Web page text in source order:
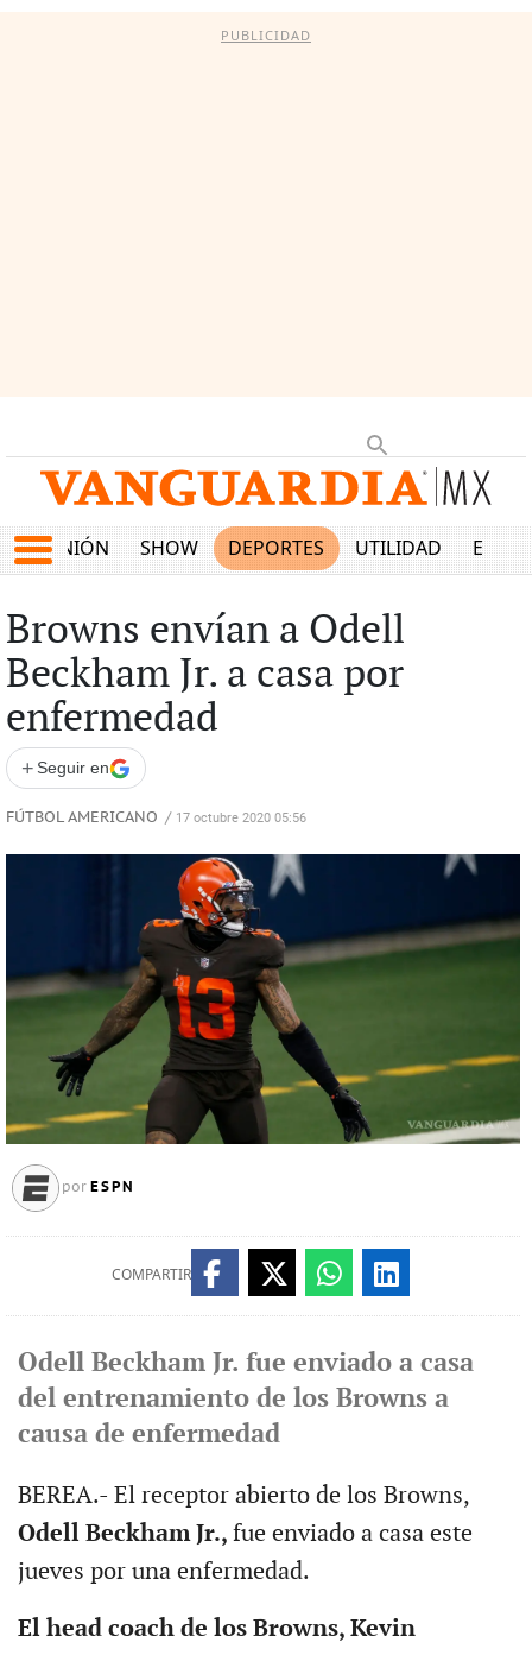
PUBLICIDAD
OPINIÓN SHOW DEPORTES UTILIDAD
Browns envían a Odell
Beckham Jr. a casa por
enfermedad
+ Seguir en
FÚTBOL AMERICANO / 17 octubre 2020 05:56
por ESPN
COMPARTIR
Odell Beckham Jr. fue enviado a casa
del entrenamiento de los Browns a
causa de enfermedad
BEREA.- El receptor abierto de los Browns,
Odell Beckham Jr., fue enviado a casa este
jueves por una enfermedad.
El head coach de los Browns, Kevin